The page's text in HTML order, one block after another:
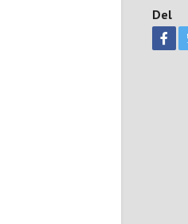
Del